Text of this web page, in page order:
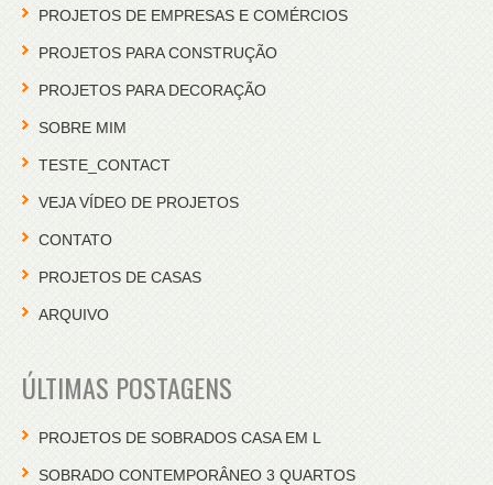
PROJETOS DE EMPRESAS E COMÉRCIOS
PROJETOS PARA CONSTRUÇÃO
PROJETOS PARA DECORAÇÃO
SOBRE MIM
TESTE_CONTACT
VEJA VÍDEO DE PROJETOS
CONTATO
PROJETOS DE CASAS
ARQUIVO
ÚLTIMAS POSTAGENS
PROJETOS DE SOBRADOS CASA EM L
SOBRADO CONTEMPORÂNEO 3 QUARTOS